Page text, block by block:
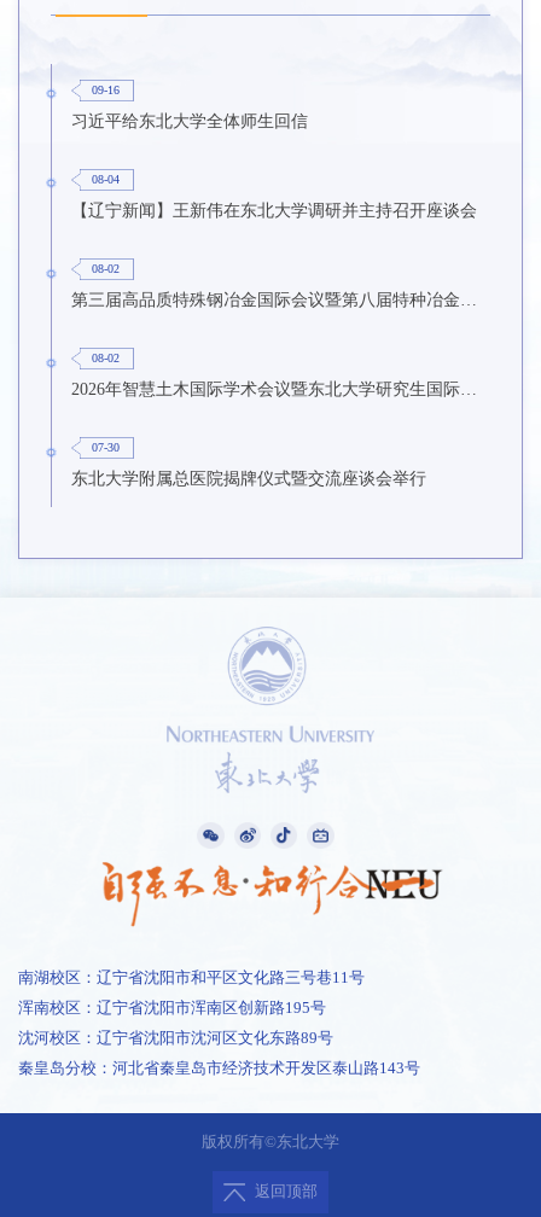
09-16
习近平给东北大学全体师生回信
08-04
【辽宁新闻】王新伟在东北大学调研并主持召开座谈会
08-02
08-02
2026年智慧土木国际学术会议暨东北大学研究生国际暑期学校第九期在东北大学召开
07-30
东北大学附属总医院揭牌仪式暨交流座谈会举行
南湖校区：辽宁省沈阳市和平区文化路三号巷11号
浑南校区：辽宁省沈阳市浑南区创新路195号
沈河校区：辽宁省沈阳市沈河区文化东路89号
秦皇岛分校：河北省秦皇岛市经济技术开发区泰山路143号
版权所有©东北大学
返回顶部